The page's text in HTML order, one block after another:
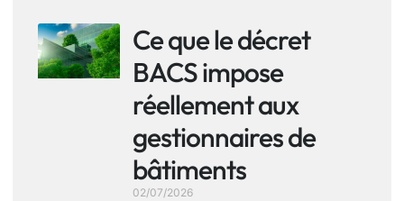
Ce que le décret
BACS impose
réellement aux
gestionnaires de
bâtiments
02/07/2026